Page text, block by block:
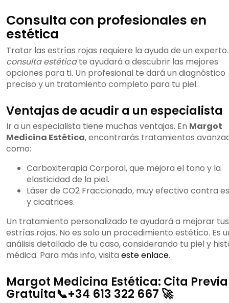
Consulta con profesionales en
estética
Tratar las estrías rojas requiere la ayuda de un
consulta estéticate ayudará a descubrir las mejores
opciones para ti. Un profesional te dará un diagnóstico
preciso y un tratamiento completo para tu piel.
Ventajas de acudir a un especialista
Ir a un especialista tiene muchas ventajas. En Margot
Medicina Estética, encontrarás tratamientos
como:
Carboxiterapia Corporal, que mejora el tono y la
elasticidad de la piel.
Láser de CO2 Fraccionado, muy efectivo contra
y cicatrices.
Un tratamiento personalizado te ayudará a mejorar tus
estrías rojas. No es solo un procedimiento estético. Es
análisis detallado de tu caso, considerando tu piel y
médica. Para más info, visita este enlace.
Margot Medicina Estética: Cita Previa
Gratuita📞+34 613 322 667 🚀